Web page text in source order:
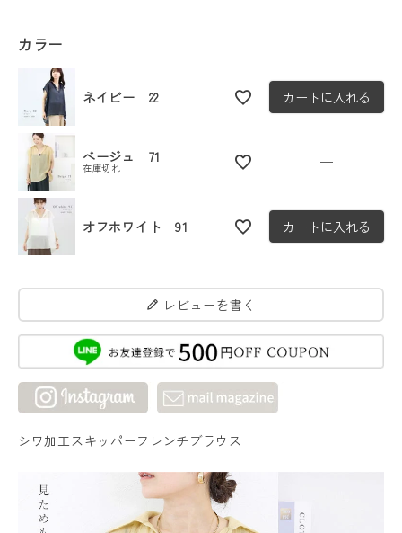
カラー
ネイビー 22 カートに入れる
ベージュ 71
在庫切れ —
オフホワイト 91 カートに入れる
レビューを書く
シワ加工スキッパーフレンチブラウス